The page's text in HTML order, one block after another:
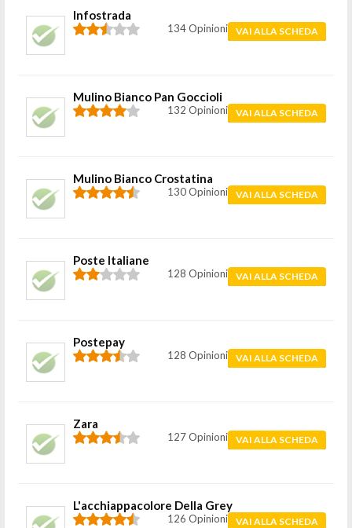
Infostrada
134 Opinioni VAI ALLA SCHEDA
Mulino Bianco Pan Goccioli
132 Opinioni VAI ALLA SCHEDA
Mulino Bianco Crostatina
130 Opinioni VAI ALLA SCHEDA
Poste Italiane
128 Opinioni VAI ALLA SCHEDA
Postepay
128 Opinioni VAI ALLA SCHEDA
Zara
127 Opinioni VAI ALLA SCHEDA
L'acchiappacolore Della Grey
126 Opinioni VAI ALLA SCHEDA